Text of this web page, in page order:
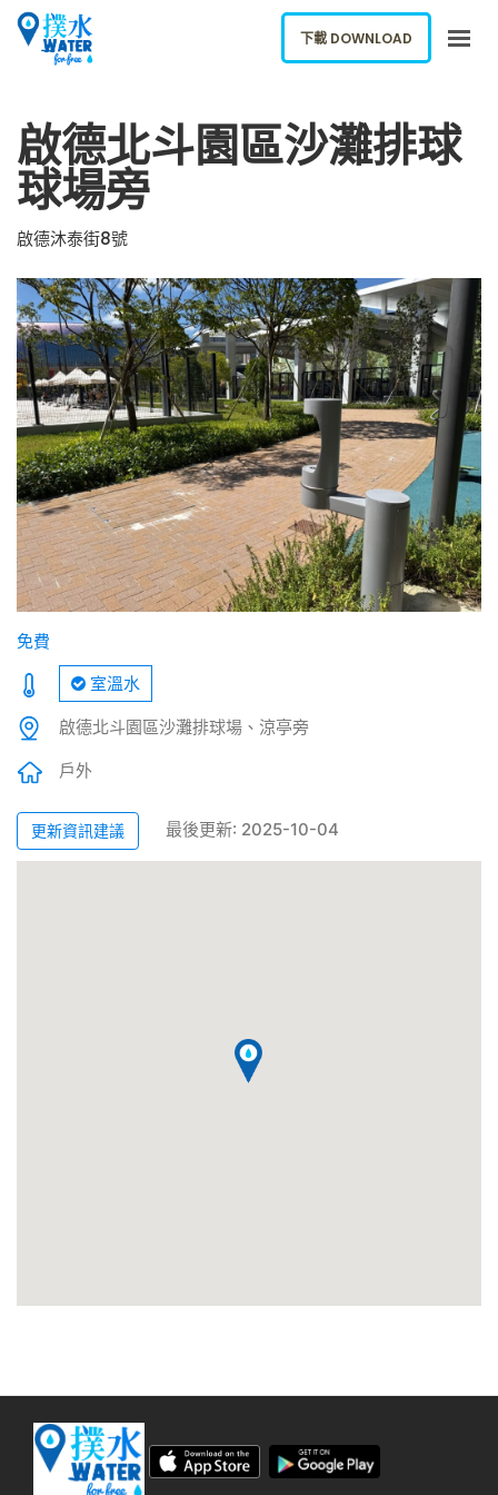
關於我們
下載應用
ENGLISH
下載 DOWNLOAD
啟德北斗園區沙灘排球
球場旁
啟德沐泰街8號
免費
室溫水
啟德北斗園區沙灘排球場、涼亭旁
戶外
更新資訊建議 最後更新: 2025-10-04
下載 DOWNLOAD